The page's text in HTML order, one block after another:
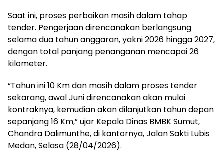
Saat ini, proses perbaikan masih dalam tahap
tender. Pengerjaan direncanakan berlangsung
selama dua tahun anggaran, yakni 2026 hingga 2027,
dengan total panjang penanganan mencapai 26
kilometer.
“Tahun ini 10 Km dan masih dalam proses tender
sekarang, awal Juni direncanakan akan mulai
kontraknya, kemudian akan dilanjutkan tahun depan
sepanjang 16 Km,” ujar Kepala Dinas BMBK Sumut,
Chandra Dalimunthe, di kantornya, Jalan Sakti Lubis
Medan, Selasa (28/04/2026).